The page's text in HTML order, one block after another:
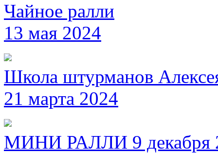
Чайное ралли
13 мая 2024
Школа штурманов
21 марта 2024
МИНИ РАЛЛИ 9 декабря